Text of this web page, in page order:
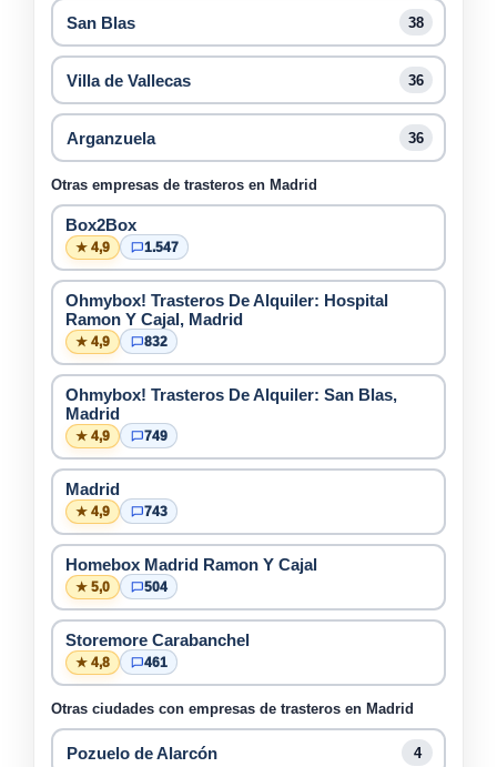
San Blas 38
Villa de Vallecas 36
Arganzuela 36
Otras empresas de trasteros en Madrid
Box2Box
★ 4,9 1.547
Ohmybox! Trasteros De Alquiler: Hospital
Ramon Y Cajal, Madrid
★ 4,9 832
Ohmybox! Trasteros De Alquiler: San Blas,
Madrid
★ 4,9 749
Madrid
★ 4,9 743
Homebox Madrid Ramon Y Cajal
★ 5,0 504
Storemore Carabanchel
★ 4,8 461
Otras ciudades con empresas de trasteros en Madrid
Pozuelo de Alarcón 4